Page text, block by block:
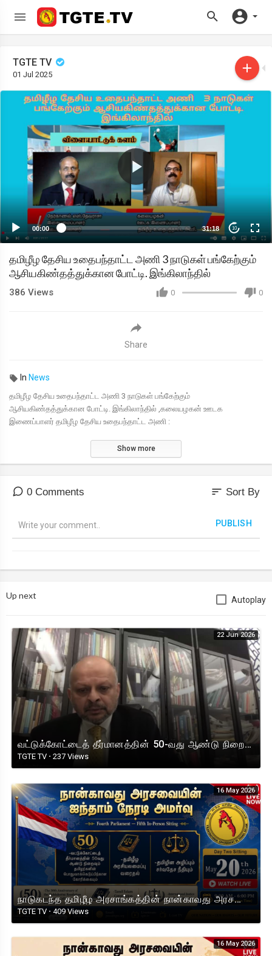
TGTE TV
01 Jul 2025
00:00 31:18 10
தமிழீழ தேசிய உதைபந்தாட்ட அணி 3 நாடுகள் பங்கேற்கும்
ஆசியகிண்தத்துக்கான போட்டி. இங்கிலாந்தில்
0 0
386 Views
Share
In News
தமிழீழ தேசிய உதைபந்தாட்ட அணி 3 நாடுகள் பங்கேற்கும்
ஆசியகிண்தத்துக்கான போட்டி. இங்கிலாந்தில் ,கலையழகன் ஊடக
இணைப்பாளர் தமிழீழ தேசிய உதைபந்தாட்ட அணி :
Show more
0 Comments sort Sort By
PUBLISH
Up next Autoplay
22 Jun 2026
வட்டுக்கோட்டைத் தீர்மானத்தின் 50-வது ஆண்டு நிறைவு நிகழ்வில் நாடுகடந்த தமிழீழ அரசாங்க பிரதமரின் உரை !
TGTE TV · 237 Views
16 May 2026
நாடுகடந்த தமிழீழ அரசாங்கத்தின் நான்காவது அரசவையின் ஐந்தாம் நேரடி அமர்வு 2026. நாள் 2 நேரலை
TGTE TV · 409 Views
16 May 2026